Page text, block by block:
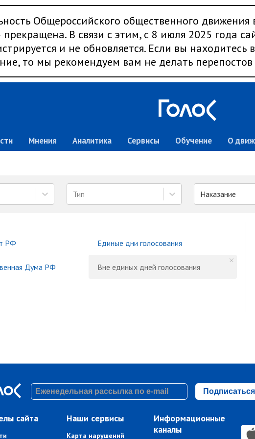
Общероссийского общественного
прекращена. В связи с этим, с 8 июля 2025 года
и не обновляется. Если вы находитесь
то мы рекомендуем вам не делать перепостов
Мнения Аналитика Сервисы Обучение О
Тип Наказание
РФ
Дума РФ
Единые дни голосования
Вне единых дней голосования
Подписаться
сайта Наши сервисы
Карта нарушений
Информационные
каналы